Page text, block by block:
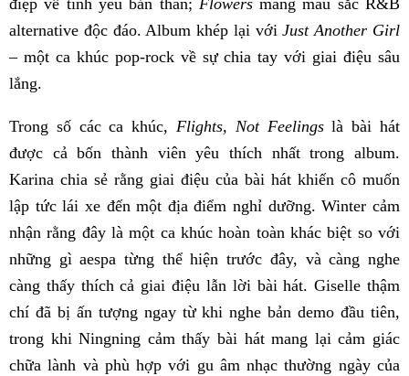
điệp về tình yêu bản thân; Flowersmang màu sắc R&B
alternative độc đáo. Album khép lại vớiJust Another Girl
– một ca khúc pop-rock về sự chia tay với giai điệu sâu
lắng.
Trong số các ca khúc, Flights, Not Feelingslà bài hát
được cả bốn thành viên yêu thích nhất trong album.
Karina chia sẻ rằng giai điệu của bài hát khiến cô muốn
lập tức lái xe đến một địa điểm nghỉ dưỡng. Winter cảm
nhận rằng đây là một ca khúc hoàn toàn khác biệt so với
những gì aespa từng thể hiện trước đây, và càng nghe
càng thấy thích cả giai điệu lẫn lời bài hát. Giselle thậm
chí đã bị ấn tượng ngay từ khi nghe bản demo đầu tiên,
trong khi Ningning cảm thấy bài hát mang lại cảm giác
chữa lành và phù hợp với gu âm nhạc thường ngày của